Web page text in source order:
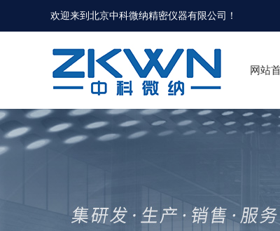
欢迎来到北京中科微纳精密仪器有限公司！
网站